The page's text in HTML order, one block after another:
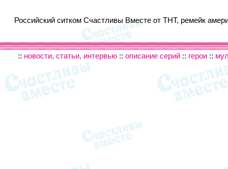
Российский ситком Счастливы Вместе от ТНТ, ремейк
:: новости, статьи, интервью :: описание серий :: герои ::